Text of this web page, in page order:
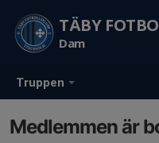
Truppen
TÄBY
Dam
Medlemmen är